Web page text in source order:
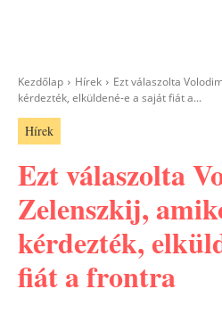
Kezdőlap Hírek
Ezt válaszolta
kérdezték, elküldené-e a saját fiát a...
Hírek
Ezt válaszolta
Zelenszkij,
kérdezték,
fiát a frontra